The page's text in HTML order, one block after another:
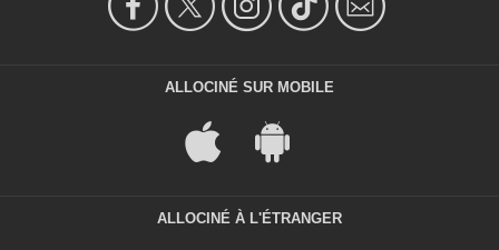
ALLOCINÉ SUR MOBILE
ALLOCINÉ À L'ÉTRANGER